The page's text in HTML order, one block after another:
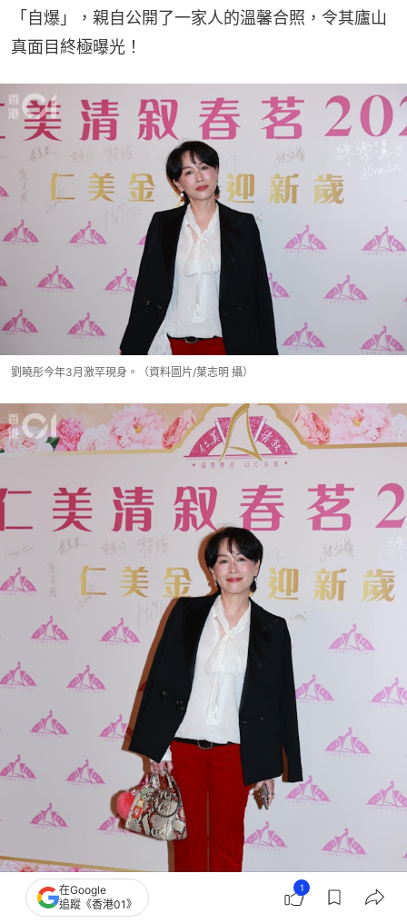
「自爆」，親自公開了一家人的溫馨合照，令其廬山
真面目終極曝光！
劉曉彤今年3月激罕現身。（資料圖片/葉志明 攝）
在Google
追蹤《香港01》
1